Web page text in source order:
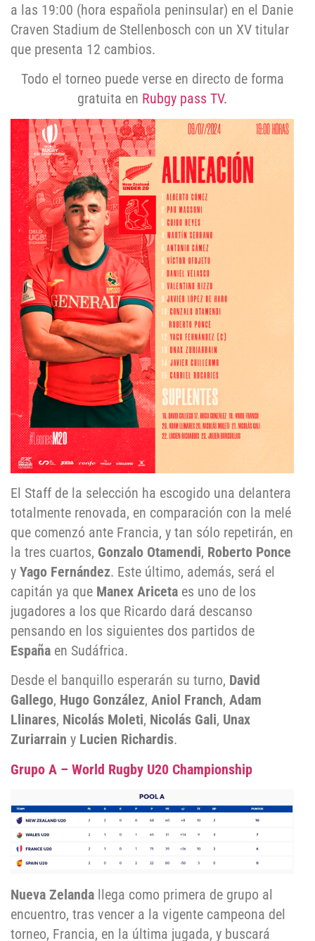
a las 19:00 (hora española peninsular) en el Danie
Craven Stadium de Stellenbosch con un XV titular
que presenta 12 cambios.
Todo el torneo puede verse en directo de forma
gratuita en Rubgy pass TV.
El Staff de la selección ha escogido una delantera
totalmente renovada, en comparación con la melé
que comenzó ante Francia, y tan sólo repetirán, en
la tres cuartos, Gonzalo Otamendi, Roberto Ponce
y Yago Fernández. Este último, además, será el
capitán ya que Manex Ariceta es uno de los
jugadores a los que Ricardo dará descanso
pensando en los siguientes dos partidos de
España en Sudáfrica.
Desde el banquillo esperarán su turno, David
Gallego, Hugo González, Aniol Franch, Adam
Llinares, Nicolás Moleti, Nicolás Gali, Unax
Zuriarrain y Lucien Richardis.
Grupo A – World Rugby U20 Championship
Nueva Zelanda llega como primera de grupo al
encuentro, tras vencer a la vigente campeona del
torneo, Francia, en la última jugada, y buscará